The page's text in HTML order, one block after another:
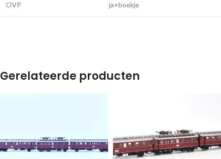
OVP ja+boekje
Gerelateerde producten